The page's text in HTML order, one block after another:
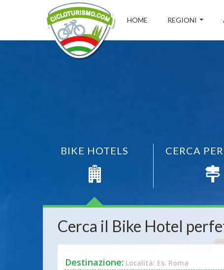
HOME REGIONI
BIKE HOTELS CERCA
Cerca il Bike Hotel
Destinazione: Località: Es. Roma